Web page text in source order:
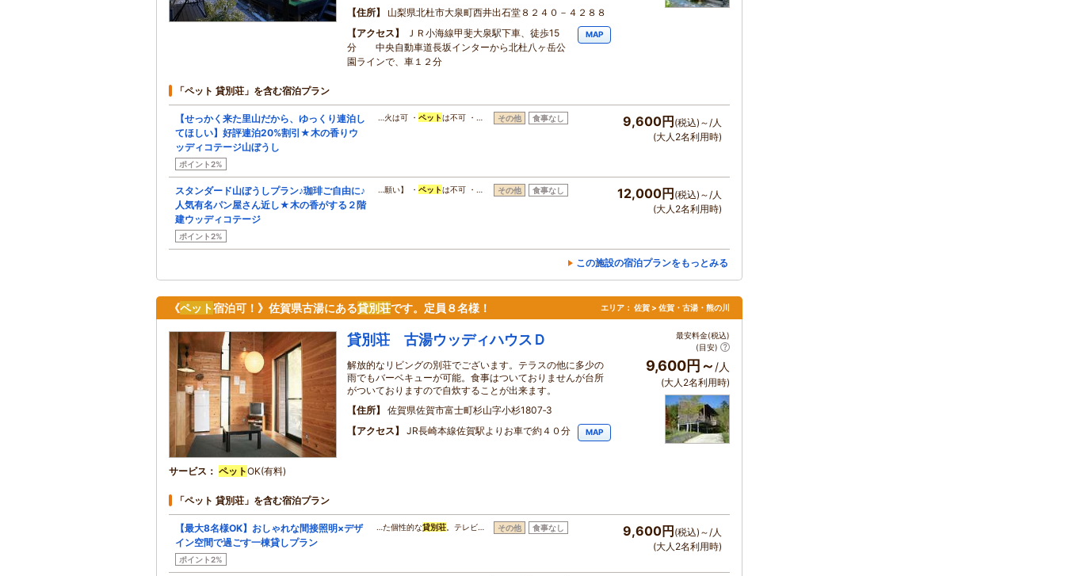
住所
山梨県北杜市大泉町西井出石堂８２４０－４２８８
アクセス
ＪＲ小海線甲斐大泉駅下車、徒歩15
分 中央自動車道長坂インターから北杜八ヶ岳公
園ラインで、車１２分
MAP
「ペット 貸別荘」を含む宿泊プラン
【せっかく来た里山だから、ゆっくり連泊し
てほしい】好評連泊20%割引★木の香りウ
ッディコテージ山ぼうし
ポイント2%
…火は可 ・ ペットは不可 ・… その他 食事なし 9,600円 (税込)～/人
(大人2名利用時)
スタンダード山ぼうしプラン♪珈琲ご自由に♪
人気有名パン屋さん近し★木の香がする２階
建ウッディコテージ
ポイント2%
…願い】 ・ ペットは不可 ・… その他 食事なし 12,000円 (税込)～/人
(大人2名利用時)
この施設の宿泊プランをもっとみる
《ペット宿泊可！》佐賀県古湯にある貸別荘です。定員８名様！ エリア： 佐賀 > 佐賀・古湯・熊の川
貸別荘 古湯ウッディハウスＤ
解放的なリビングの別荘でございます。テラスの他に多少の
雨でもバーベキューが可能。食事はついておりませんが台所
がついておりますので自炊することが出来ます。
住所
佐賀県佐賀市富士町杉山字小杉1807‐3
アクセス
JR長崎本線佐賀駅よりお車で約４０分 MAP
最安料金(税込)
(目安)
9,600円～ /人
(大人2名利用時)
サービス ペットOK(有料)
「ペット 貸別荘」を含む宿泊プラン
【最大8名様OK】おしゃれな間接照明×デザ
イン空間で過ごす一棟貸しプラン
ポイント2%
…た個性的な貸別荘 。テレビ… その他 食事なし 9,600円 (税込)～/人
(大人2名利用時)